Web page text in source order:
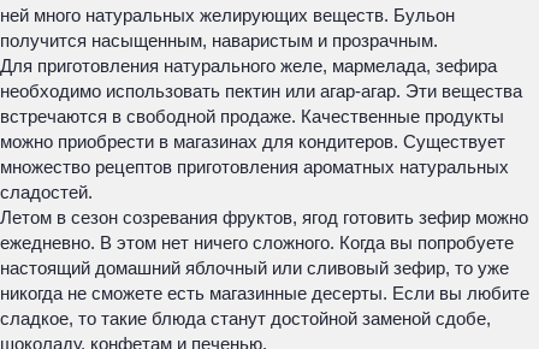
ней много натуральных желирующих веществ. Бульон
получится насыщенным, наваристым и прозрачным.
Для приготовления натурального желе, мармелада, зефира
необходимо использовать пектин или агар-агар. Эти вещества
встречаются в свободной продаже. Качественные продукты
можно приобрести в магазинах для кондитеров. Существует
множество рецептов приготовления ароматных натуральных
сладостей.
Летом в сезон созревания фруктов, ягод готовить зефир можно
ежедневно. В этом нет ничего сложного. Когда вы попробуете
настоящий домашний яблочный или сливовый зефир, то уже
никогда не сможете есть магазинные десерты. Если вы любите
сладкое, то такие блюда станут достойной заменой сдобе,
шоколаду, конфетам и печенью.